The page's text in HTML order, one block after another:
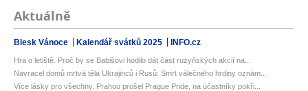
Aktuálně
Blesk Vánoce Kalendář svátků 2025 INFO.cz
Hra o letiště. Proč by se Babišovi hodilo dát část ruzyňských akcií na...
Navracel domů mrtvá těla Ukrajinců i Rusů: Smrt válečného hrdiny oznám...
Více lásky pro všechny. Prahou prošel Prague Pride, na účastníky pokři...